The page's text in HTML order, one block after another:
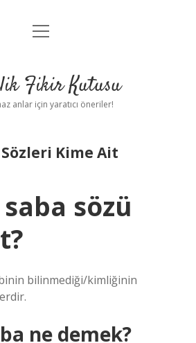
Anasayfa
Yasal Uyarı
menüyü
Fikir Kutusu
anlar için yaratıcı öneriler!
Sözleri Kime Ait
saba sözü
bilinmediği/kimliğinin
ne demek?